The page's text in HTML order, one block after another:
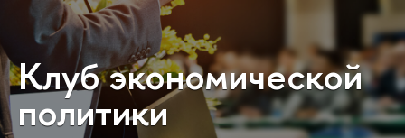
Клуб экономической
политики